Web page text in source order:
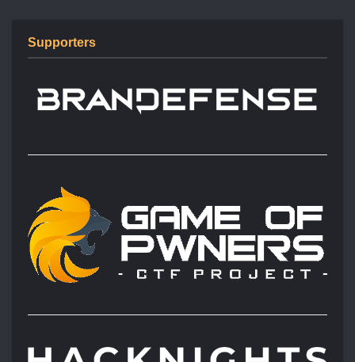
Supporters